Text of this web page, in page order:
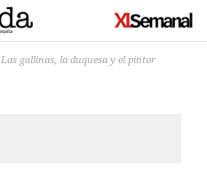
Las gallinas, la duquesa y el pintor